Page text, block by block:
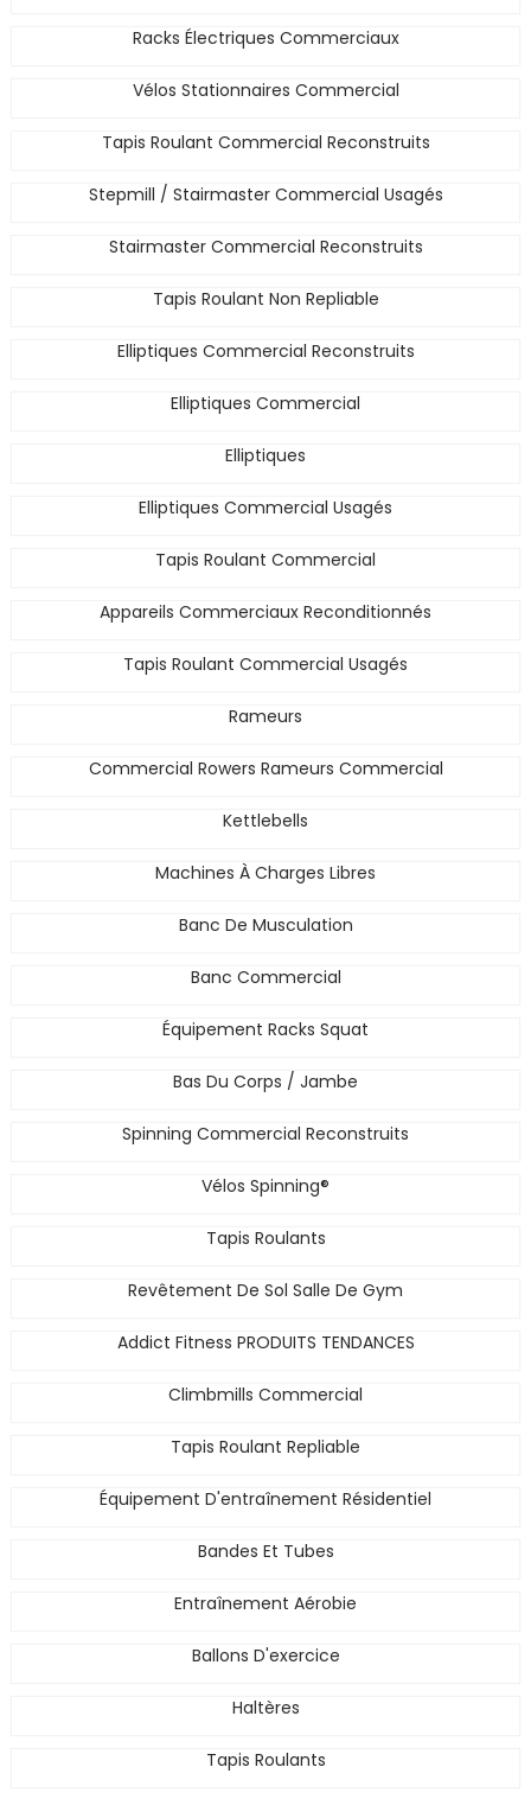
Racks Électriques Commerciaux
Vélos Stationnaires Commercial
Tapis Roulant Commercial Reconstruits
Stepmill / Stairmaster Commercial Usagés
Stairmaster Commercial Reconstruits
Tapis Roulant Non Repliable
Elliptiques Commercial Reconstruits
Elliptiques Commercial
Elliptiques
Elliptiques Commercial Usagés
Tapis Roulant Commercial
Appareils Commerciaux Reconditionnés
Tapis Roulant Commercial Usagés
Rameurs
Commercial Rowers Rameurs Commercial
Kettlebells
Machines À Charges Libres
Banc De Musculation
Banc Commercial
Équipement Racks Squat
Bas Du Corps / Jambe
Spinning Commercial Reconstruits
Vélos Spinning®
Tapis Roulants
Revêtement De Sol Salle De Gym
Addict Fitness PRODUITS TENDANCES
Climbmills Commercial
Tapis Roulant Repliable
Équipement D'entraînement Résidentiel
Bandes Et Tubes
Entraînement Aérobie
Ballons D'exercice
Haltères
Tapis Roulants